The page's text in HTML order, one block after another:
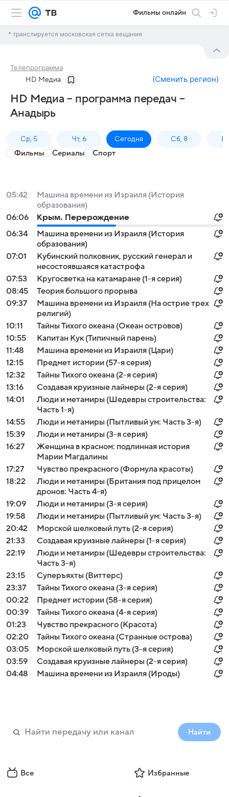
Фильмы онлайн
* транслируется московская сетка вещания
Телепрограмма
HD Медиа (Сменить регион)
HD Медиа – программа передач –
Анадырь
Ср, 5 Чт, 6 Сегодня Сб, 8
Фильмы Сериалы Спорт
05:42
Машина времени из Израиля (История
образования)
06:06
Крым. Перерождение
06:34
Машина времени из Израиля (История
образования)
07:01
Кубинский полковник, русский генерал и
несостоявшаяся катастрофа
07:53
Кругосветка на катамаране (1-я серия)
08:45
Теория большого прорыва
09:37
Машина времени из Израиля (На острие трех
религий)
10:11
Тайны Тихого океана (Океан островов)
10:55
Капитан Кук (Типичный парень)
11:48
Машина времени из Израиля (Цари)
12:15
Предмет истории (57-я серия)
12:32
Тайны Тихого океана (2-я серия)
13:16
Создавая круизные лайнеры (2-я серия)
14:01
Люди и метамиры (Шедевры строительства:
Часть 1-я)
14:55
Люди и метамиры (Пытливый ум: Часть 3-я)
15:39
Люди и метамиры (3-я серия)
16:27
Женщина в красном: подлинная история
Марии Магдалины
17:27
Чувство прекрасного (Формула красоты)
18:22
Люди и метамиры (Британия под прицелом
дронов: Часть 4-я)
19:09
Люди и метамиры (3-я серия)
19:58
Люди и метамиры (Пытливый ум: Часть 3-я)
20:42
Морской шелковый путь (2-я серия)
21:33
Создавая круизные лайнеры (1-я серия)
22:19
Люди и метамиры (Шедевры строительства:
Часть 3-я)
23:15
Суперъяхты (Виттерс)
23:37
Тайны Тихого океана (3-я серия)
00:22
Предмет истории (58-я серия)
00:39
Тайны Тихого океана (4-я серия)
01:23
Чувство прекрасного (Красота)
02:20
Тайны Тихого океана (Странные острова)
03:05
Морской шелковый путь (3-я серия)
03:59
Создавая круизные лайнеры (2-я серия)
04:48
Машина времени из Израиля (Ироды)
Найти
Все Избранные